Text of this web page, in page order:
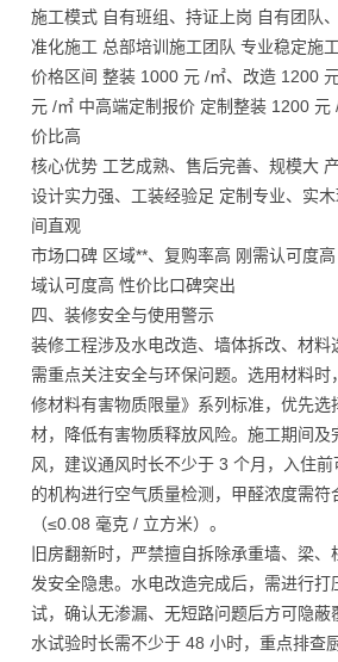
施工模式 自有班组、持证上岗 自有团队
准化施工 总部培训施工团队 专业稳定施
价格区间 整装 1000 元 /㎡、改造 1200
元 /㎡ 中高端定制报价 定制整装 1200 元
价比高
核心优势 工艺成熟、售后完善、规模大
设计实力强、工装经验足 定制专业、实
间直观
市场口碑 区域**、复购率高 刚需认可度
域认可度高 性价比口碑突出
四、装修安全与使用警示
装修工程涉及水电改造、墙体拆改、材料
需重点关注安全与环保问题。选用材料
修材料有害物质限量》系列标准，优先选
材，降低有害物质释放风险。施工期间及
风，建议通风时长不少于 3 个月，入住
的机构进行空气质量检测，甲醛浓度需
（≤0.08 毫克 / 立方米）。
旧房翻新时，严禁擅自拆除承重墙、梁、
发安全隐患。水电改造完成后，需进行打
试，确认无渗漏、无短路问题后方可隐蔽
水试验时长需不少于 48 小时，重点排查